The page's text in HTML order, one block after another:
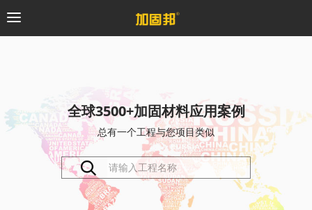
粘钢加固系统
预应力系统
全球3500+加固材料应用案例
总有一个工程与您项目类似